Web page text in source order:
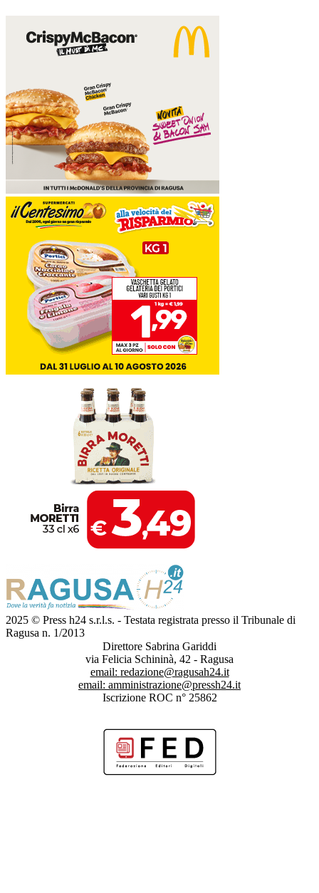
2025 © Press h24 s.r.l.s. - Testata registrata presso il Tribunale di
Ragusa n. 1/2013
Direttore Sabrina Gariddi
via Felicia Schininà, 42 - Ragusa
email: redazione@ragusah24.it
email: amministrazione@pressh24.it
Iscrizione ROC n° 25862